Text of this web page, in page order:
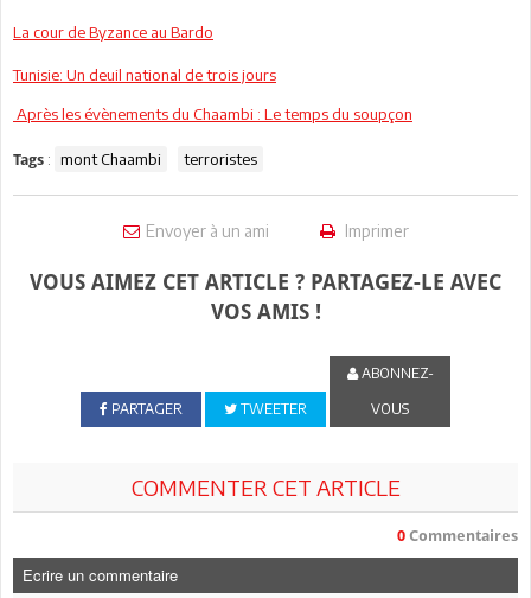
La cour de Byzance au Bardo
Tunisie: Un deuil national de trois jours
Après les évènements du Chaambi : Le temps du soupçon
Tags : mont Chaambi terroristes
Envoyer à un ami Imprimer
VOUS AIMEZ CET ARTICLE ? PARTAGEZ-LE AVEC
VOS AMIS !
PARTAGER TWEETER
ABONNEZ-
VOUS
COMMENTER CET ARTICLE
0 Commentaires
Ecrire un commentaire